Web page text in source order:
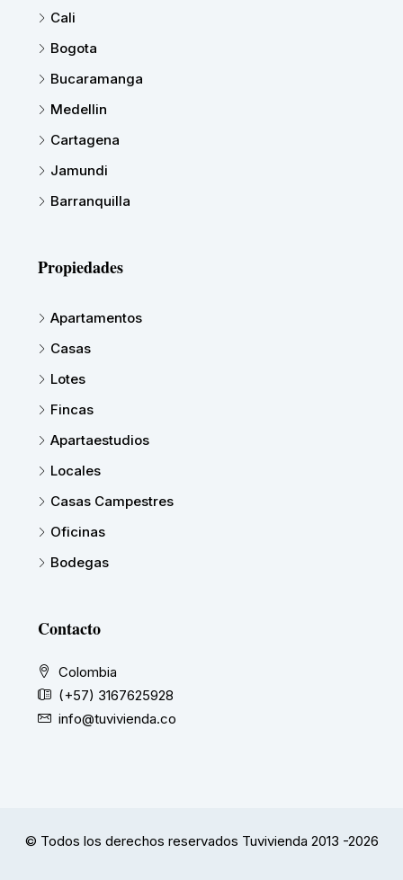
Cali
Bogota
Bucaramanga
Medellin
Cartagena
Jamundi
Barranquilla
Propiedades
Apartamentos
Casas
Lotes
Fincas
Apartaestudios
Locales
Casas Campestres
Oficinas
Bodegas
Contacto
Colombia
(+57) 3167625928
info@tuvivienda.co
© Todos los derechos reservados Tuvivienda 2013 -2026